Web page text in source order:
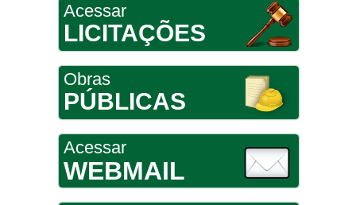
Acessar
LICITAÇÕES
Obras
PÚBLICAS
Acessar
WEBMAIL